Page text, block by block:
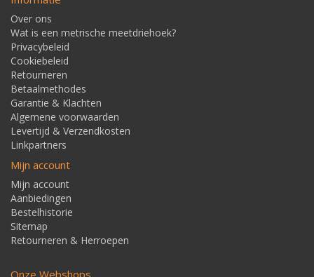
Over ons
Wat is een metrische meetdriehoek?
Privacybeleid
Cookiebeleid
Retourneren
Betaalmethodes
Garantie & Klachten
Algemene voorwaarden
Levertijd & Verzendkosten
Linkpartners
Mijn account
Mijn account
Aanbiedingen
Bestelhistorie
Sitemap
Retourneren & Herroepen
Onze Webshops